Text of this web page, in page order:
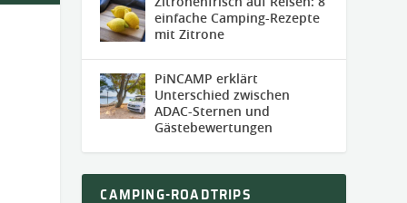
einfache Camping-Rezepte
mit Zitrone
PiNCAMP erklärt
Unterschied zwischen
ADAC-Sternen und
Gästebewertungen
CAMPING-ROADTRIPS